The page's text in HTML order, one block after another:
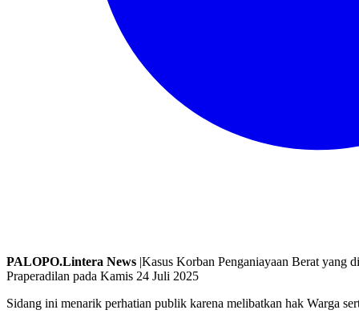
PALOPO.Lintera News |Kasus Korban Penganiayaan Berat yang
Praperadilan pada Kamis 24 Juli 2025
Sidang ini menarik perhatian publik karena melibatkan hak Warga